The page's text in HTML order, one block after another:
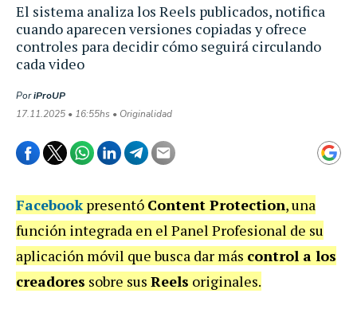
El sistema analiza los Reels publicados, notifica
cuando aparecen versiones copiadas y ofrece
controles para decidir cómo seguirá circulando
cada video
PoriProUP
17.11.2025 • 16:55hs • Originalidad
Facebookpresentó Content Protection, una
función integrada en el Panel Profesional de su
aplicación móvil que busca dar más control a los
creadores sobre sus Reels originales.